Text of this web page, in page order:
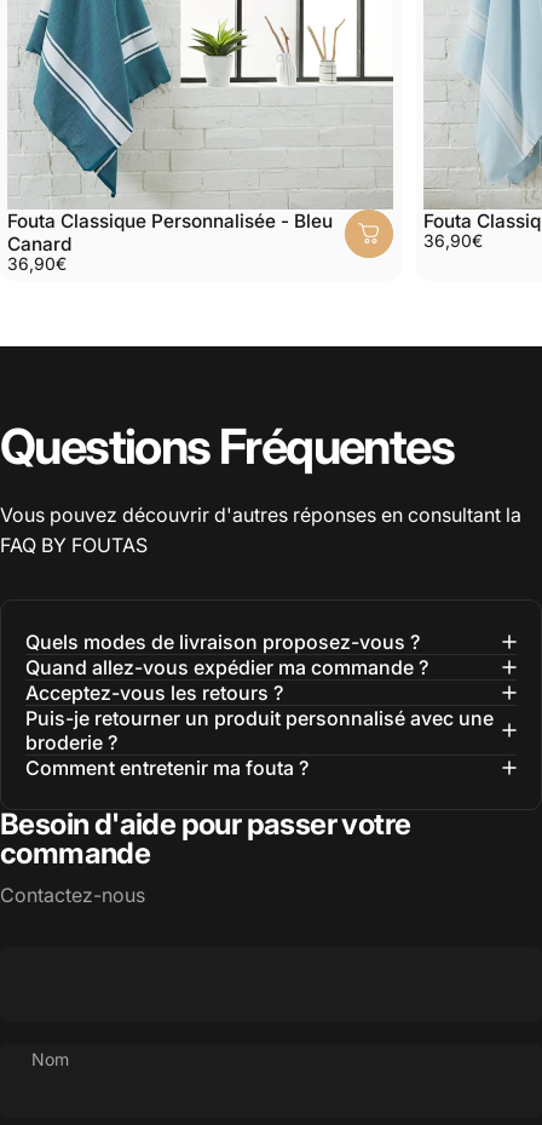
Fouta Classique Personnalisée - Bleu
Canard
36,90€
Fouta
36,90€
Questions Fréquentes
Vous pouvez découvrir d'autres réponses en consultant la
FAQ BY FOUTAS
Quels modes de livraison proposez-vous ?
Quand allez-vous expédier ma commande ?
Acceptez-vous les retours ?
Puis-je retourner un produit personnalisé avec une
broderie ?
Comment entretenir ma fouta ?
Besoin d'aide pour passer votre
commande
Contactez-nous
Nom